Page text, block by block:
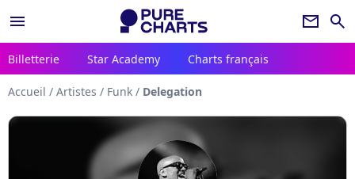
menu newsletter search
Billetterie Star Academy Charts français
Accueil / Artistes / Funk / Delegation